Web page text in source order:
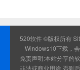
520软件 ©版权所有
Windows10下载，
免责声明:本站分享的
非法或商业用途,否则